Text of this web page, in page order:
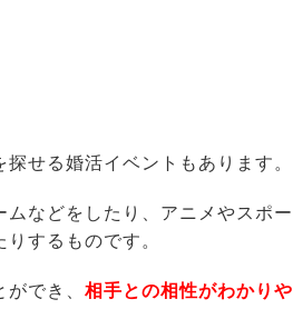
せる婚活イベントもあります。
などをしたり、アニメやスポー
するものです。
でき、 相手との相性がわかりや